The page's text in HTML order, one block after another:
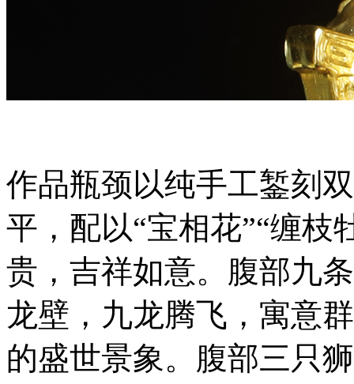
作品瓶颈以纯手工錾刻
平，配以“宝相花”“缠枝
贵，吉祥如意。腹部九
龙壁，九龙腾飞，寓意
的盛世景象。腹部三只